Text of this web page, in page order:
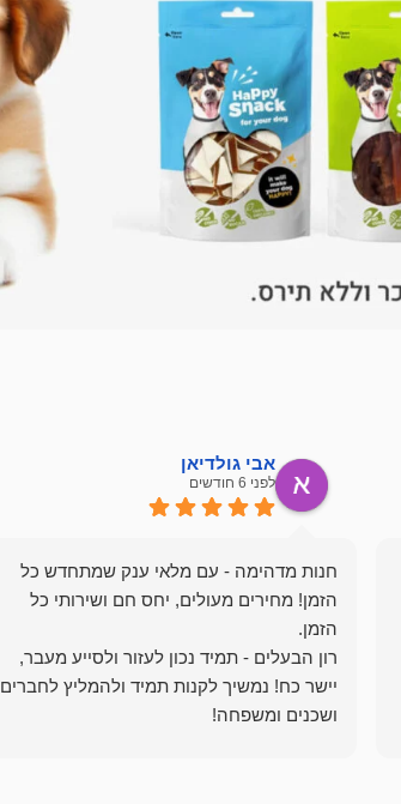
אבי גולדיאן
לפני 6 חודשים
חנות מדהימה - עם מלאי ענק שמתחדש כל
הזמן! מחירים מעולים, יחס חם ושירותי כל
רון הבעלים - תמיד נכון לעזור ולסייע מעבר,
יישר כח! נמשיך לקנות תמיד ולהמליץ לחברים
ושכנים ומשפחה!